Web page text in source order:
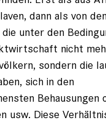
dann als von
unter den
nicht
sondern die
sich in den
Behausungen
usw. Diese